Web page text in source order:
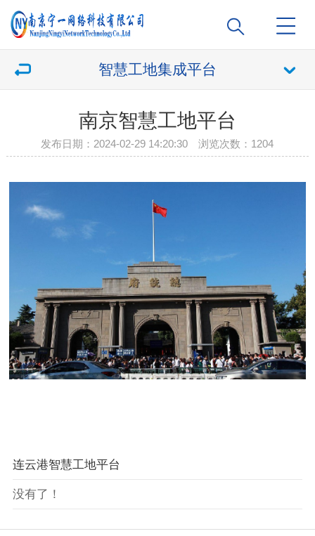
智慧工地集成平台
南京智慧工地平台
发布日期：2024-02-29 14:20:30 浏览次数： 1204
连云港智慧工地平台
没有了！